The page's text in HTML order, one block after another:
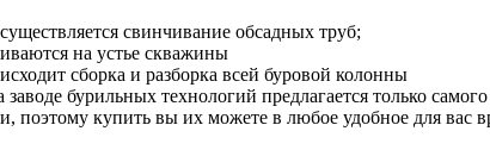
свинчивание обсадных труб;
на устье скважины
сборка и разборка всей буровой колонны
бурильных технологий предлагается только
поэтому купить вы их можете в любое удобное для вас